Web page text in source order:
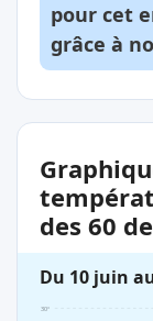
pour cet
grâce à
des 60
Du 10 juin
30°